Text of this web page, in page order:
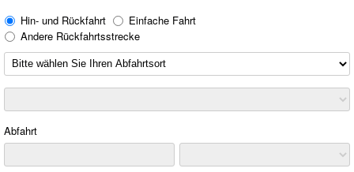
Hin- und Rückfahrt
Einfache Fahrt
Andere Rückfahrtsstrecke
Abfahrt